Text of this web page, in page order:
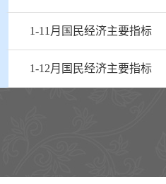
1-11月国民经济主要指标
1-12月国民经济主要指标